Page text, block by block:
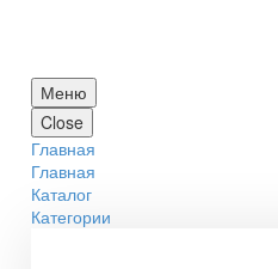
Меню
Close
Главная
Главная
Каталог
Категории